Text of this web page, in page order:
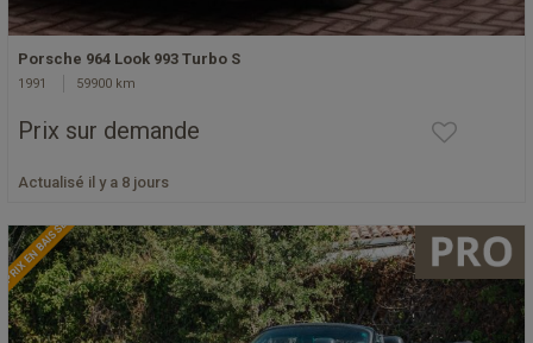
Porsche 964 Look 993 Turbo S
1991 59900 km
Prix sur demande
Actualisé il y a 8 jours
PRIX EN BAISSE